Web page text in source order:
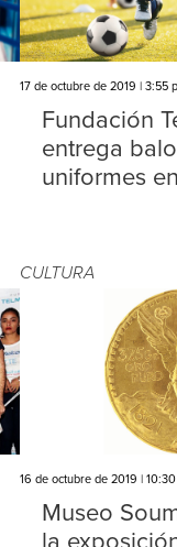
17 de octubre de 2019 | 3:55
Fundación
entrega
uniformes
CULTURA
16 de octubre de 2019 |
Museo